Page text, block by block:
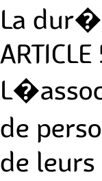
La
de
de